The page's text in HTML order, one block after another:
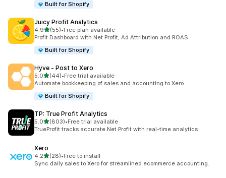
Built for Shopify
Juicy Profit Analytics
4.9별 5개 중
(55)
총 리뷰 55개
•Free plan available
Profit Dashboard with Net Profit, Ad Attribution and ROAS
Built for Shopify
Hyve ‑ Post to Xero
5.0별 5개 중
(44)
총 리뷰 44개
•Free trial available
Automate bookkeeping of sales and accounting to Xero
Built for Shopify
TP: True Profit Analytics
5.0별 5개 중
(803)
총 리뷰 803개
•Free trial available
TrueProfit tracks accurate Net Profit with real-time analytics
Xero
4.2별 5개 중
(28)
총 리뷰 28개
•Free to install
Sync daily sales to Xero for streamlined ecommerce accounting.